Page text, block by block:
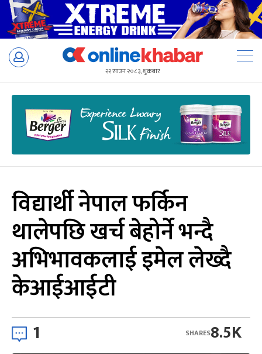
Skip
२२ साउन २०८३, शुक्रबार
विद्यार्थी नेपाल फर्किन
थालेपछि खर्च बेहोर्ने भन्दै
अभिभावकलाई इमेल लेख्दै
केआईआईटी
1 8.5K
SHARES